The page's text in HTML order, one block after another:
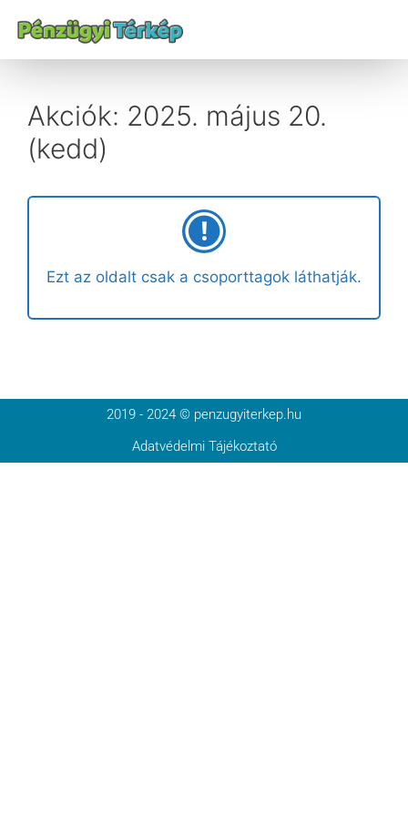
Akciók: 2025. május 20.
(kedd)
Ezt az oldalt csak a csoporttagok láthatják.
2019 - 2024 © penzugyiterkep.hu
Adatvédelmi Tájékoztató